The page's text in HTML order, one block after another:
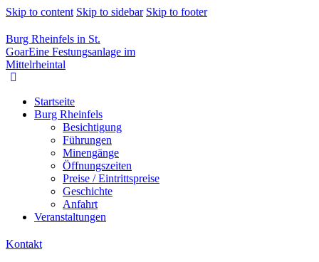
Skip to content Skip to sidebar Skip to footer
Burg Rheinfels in St.
GoarEine Festungsanlage im
Mittelrheintal
Startseite
Burg Rheinfels
Besichtigung
Führungen
Minengänge
Öffnungszeiten
Preise / Eintrittspreise
Geschichte
Anfahrt
Veranstaltungen
Kontakt